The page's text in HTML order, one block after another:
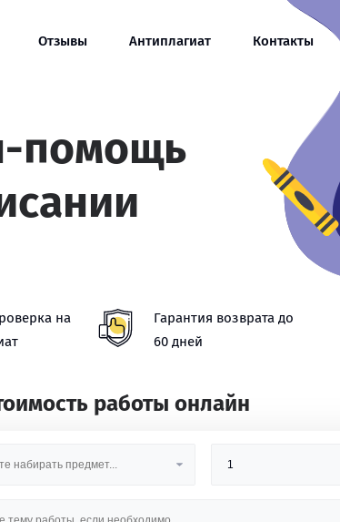
Отзывы Антиплагиат Контакты
помощь
на
Гарантия возврата до
60 дней
работы онлайн